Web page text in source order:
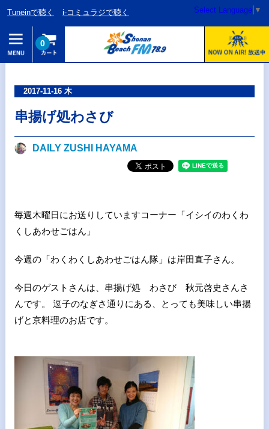
Tuneinで聴く i-コミュラジで聴く Select Language ▼
0
2017-11-16 木
串揚げ処わさび
DAILY ZUSHI HAYAMA
毎週木曜日にお送りしていますコーナー「イシイのわくわ
くしあわせごはん」
今週の「わくわくしあわせごはん隊」は岸田直子さん。
今日のゲストさんは、串揚げ処 わさび 秋元啓史さんさ
んです。 逗子のなぎさ通りにある、とっても美味しい串揚
げと京料理のお店です。